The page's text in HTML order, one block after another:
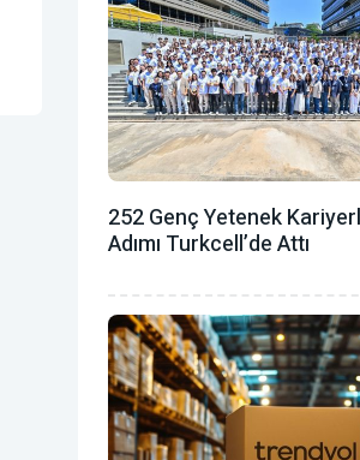
252 Genç Yetenek
Adımı Turkcell’de Attı